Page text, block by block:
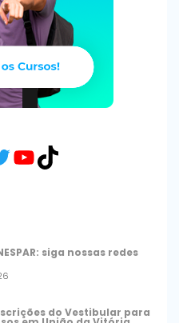
YouTube
TikTok
siga nossas redes
do Vestibular para